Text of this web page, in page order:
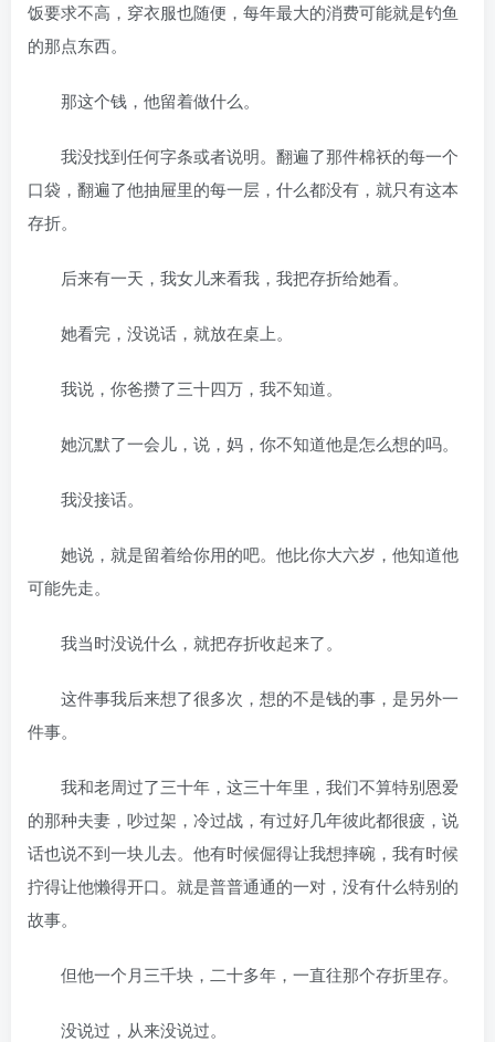
饭要求不高，穿衣服也随便，每年最大的消费可能就是钓鱼
的那点东西。
那这个钱，他留着做什么。
我没找到任何字条或者说明。翻遍了那件棉袄的每一个
口袋，翻遍了他抽屉里的每一层，什么都没有，就只有这本
存折。
后来有一天，我女儿来看我，我把存折给她看。
她看完，没说话，就放在桌上。
我说，你爸攒了三十四万，我不知道。
她沉默了一会儿，说，妈，你不知道他是怎么想的吗。
我没接话。
她说，就是留着给你用的吧。他比你大六岁，他知道他
可能先走。
我当时没说什么，就把存折收起来了。
这件事我后来想了很多次，想的不是钱的事，是另外一
件事。
我和老周过了三十年，这三十年里，我们不算特别恩爱
的那种夫妻，吵过架，冷过战，有过好几年彼此都很疲，说
话也说不到一块儿去。他有时候倔得让我想摔碗，我有时候
拧得让他懒得开口。就是普普通通的一对，没有什么特别的
故事。
但他一个月三千块，二十多年，一直往那个存折里存。
没说过，从来没说过。